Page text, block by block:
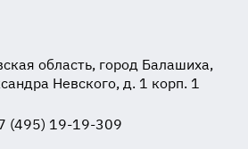
область, город Балашиха,
Невского, д. 1 корп. 1
(495) 19-19-309